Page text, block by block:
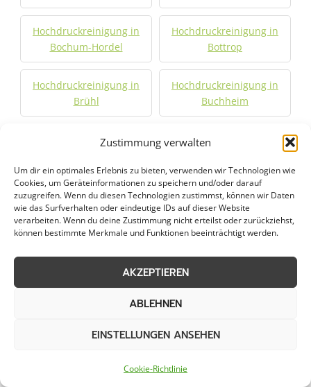
Zustimmung verwalten
Um dir ein optimales Erlebnis zu bieten, verwenden wir Technologien wie
Cookies, um Geräteinformationen zu speichern und/oder darauf
zuzugreifen. Wenn du diesen Technologien zustimmst, können wir Daten
wie das Surfverhalten oder eindeutige IDs auf dieser Website
verarbeiten. Wenn du deine Zustimmung nicht erteilst oder zurückziehst,
können bestimmte Merkmale und Funktionen beeinträchtigt werden.
AKZEPTIEREN
ABLEHNEN
EINSTELLUNGEN ANSEHEN
Cookie-Richtlinie
Hochdruckreinigung in
Bochum-Hordel
Hochdruckreinigung in
Bottrop
Hochdruckreinigung in
Brühl
Hochdruckreinigung in
Buchheim
Hochdruckreinigung in
Hochdruckreinigung in
Hochdruckreinigung in
Dinslaken
Hochdruckreinigung in
Dormagen
Hochdruckreinigung in
Hochdruckreinigung in